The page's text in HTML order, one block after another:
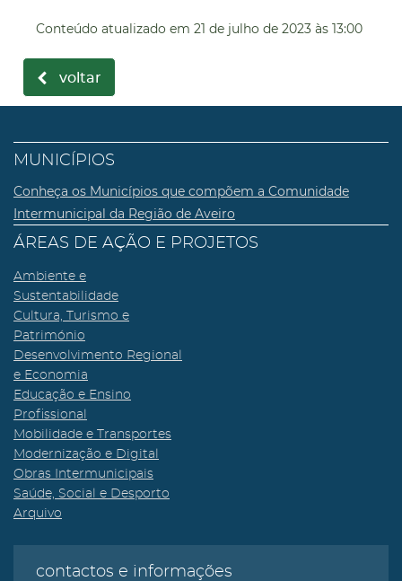
Conteúdo atualizado em 21 de julho de 2023 às 13:00
voltar
MUNICÍPIOS
Conheça os Municípios que compõem a Comunidade
Intermunicipal da Região de Aveiro
ÁREAS DE AÇÃO E PROJETOS
Ambiente e
Sustentabilidade
Cultura, Turismo e
Património
Desenvolvimento Regional
e Economia
Educação e Ensino
Profissional
Mobilidade e Transportes
Modernização e Digital
Obras Intermunicipais
Saúde, Social e Desporto
Arquivo
contactos e informações